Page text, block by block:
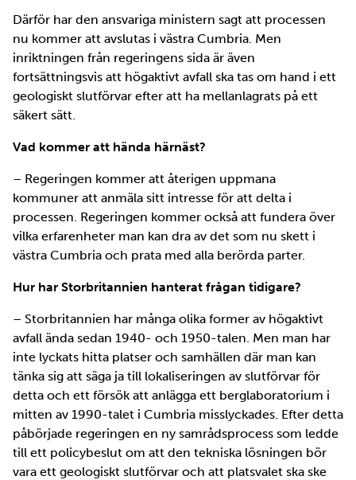
Därför har den ansvariga ministern sagt att processen
nu kommer att avslutas i västra Cumbria. Men
inriktningen från regeringens sida är även
fortsättningsvis att högaktivt avfall ska tas om hand i ett
geologiskt slutförvar efter att ha mellanlagrats på ett
säkert sätt.
Vad kommer att hända härnäst?
– Regeringen kommer att återigen uppmana
kommuner att anmäla sitt intresse för att delta i
processen. Regeringen kommer också att fundera över
vilka erfarenheter man kan dra av det som nu skett i
västra Cumbria och prata med alla berörda parter.
Hur har Storbritannien hanterat frågan tidigare?
– Storbritannien har många olika former av högaktivt
avfall ända sedan 1940- och 1950-talen. Men man har
inte lyckats hitta platser och samhällen där man kan
tänka sig att säga ja till lokaliseringen av slutförvar för
detta och ett försök att anlägga ett berglaboratorium i
mitten av 1990-talet i Cumbria misslyckades. Efter detta
påbörjade regeringen en ny samrådsprocess som ledde
till ett policybeslut om att den tekniska lösningen bör
vara ett geologiskt slutförvar och att platsvalet ska ske